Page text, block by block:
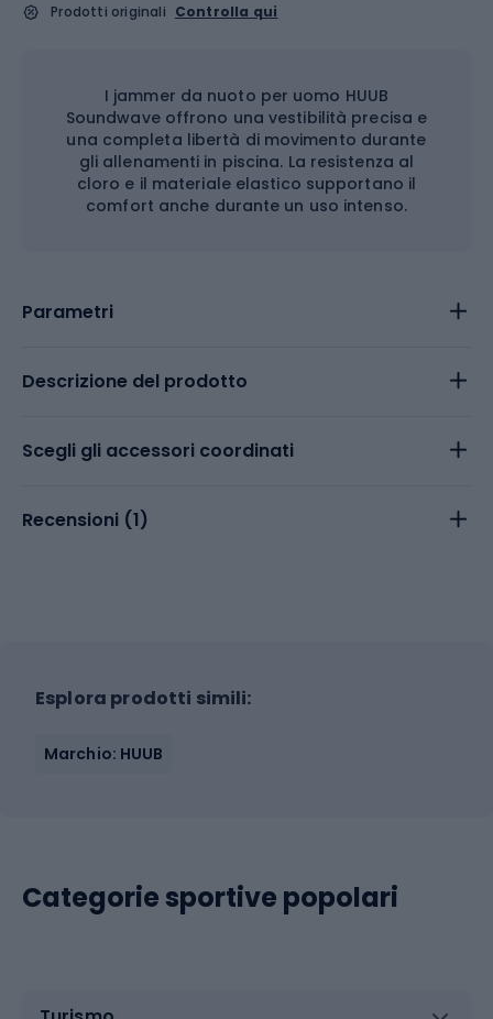
Prodotti originali Controlla qui
I jammer da nuoto per uomo HUUB
Soundwave offrono una vestibilità precisa e
una completa libertà di movimento durante
gli allenamenti in piscina. La resistenza al
cloro e il materiale elastico supportano il
comfort anche durante un uso intenso.
Parametri
Descrizione del prodotto
Scegli gli accessori coordinati
Recensioni (1)
Esplora prodotti simili:
Marchio: HUUB
Categorie sportive popolari